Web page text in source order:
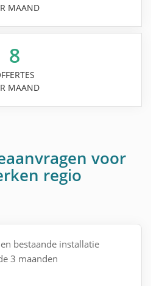
MAAND
8
MAAND
voor
regio
bestaande installatie
3 maanden